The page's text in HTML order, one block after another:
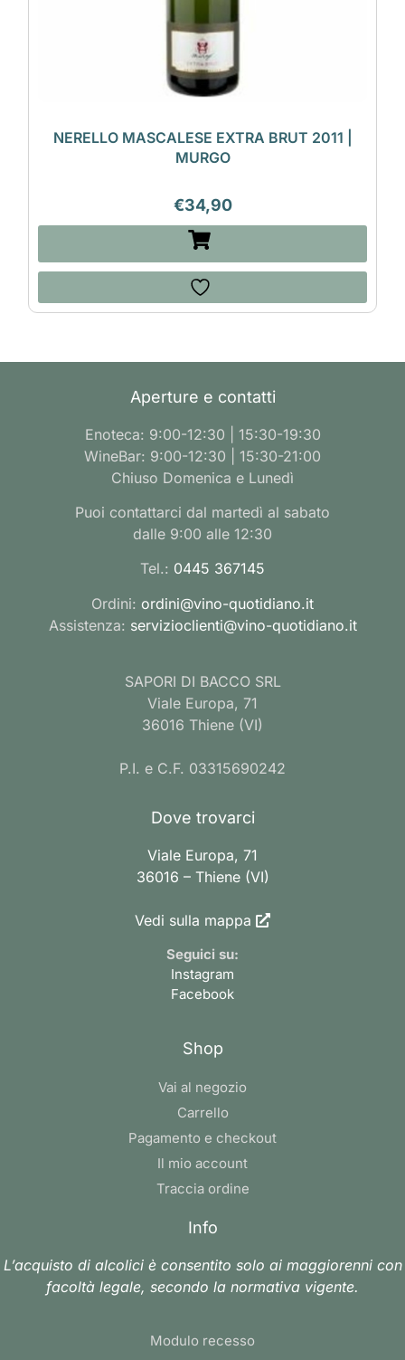
NERELLO MASCALESE EXTRA BRUT 2011 |
MURGO
€34,90
Aperture e contatti
Enoteca: 9:00-12:30 | 15:30-19:30
WineBar: 9:00-12:30 | 15:30-21:00
Chiuso Domenica e Lunedì
Puoi contattarci dal martedì al sabato
dalle 9:00 alle 12:30
Tel.: 0445 367145
Ordini: ordini@vino-quotidiano.it
Assistenza: servizioclienti@vino-quotidiano.it
SAPORI DI BACCO SRL
Viale Europa, 71
36016 Thiene (VI)
P.I. e C.F. 03315690242
Dove trovarci
Viale Europa, 71
36016 – Thiene (VI)
Vedi sulla mappa
Seguici su:
Instagram
Facebook
Shop
Vai al negozio
Carrello
Pagamento e checkout
Il mio account
Traccia ordine
Info
L’acquisto di alcolici è consentito solo ai maggiorenni con
facoltà legale, secondo la normativa vigente.
Modulo recesso